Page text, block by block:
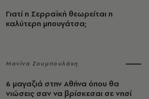
Γιατί η Σερραϊκή θεωρείται η
καλύτερη μπουγάτσα;
Μανίνα Ζουμπουλάκη
6 μαγαζιά στην Αθήνα όπου θα
νιώσεις σαν να βρίσκεσαι σε νησί